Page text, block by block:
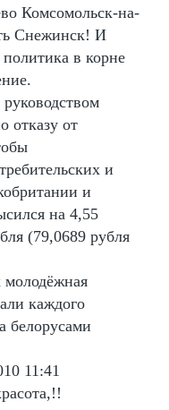
Комсомольск-на-
Снежинск! И
политика в корне
отказу от
и
и
на 4,55
(79,0689 рубля
каждого
белорусами
11:41